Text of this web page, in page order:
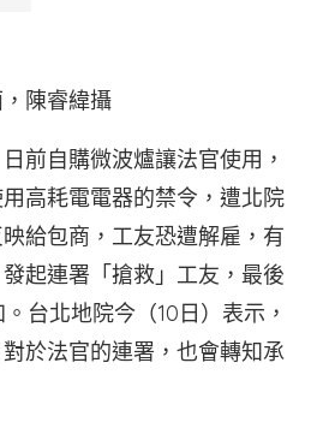
陳睿緯攝
前自購微波爐讓法官使用，
高耗電電器的禁令，遭北院
給包商，工友恐遭解雇，有
起連署「搶救」工友，最後
台北地院今（10日）表示，
於法官的連署，也會轉知承